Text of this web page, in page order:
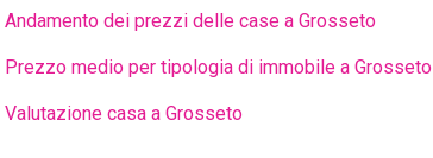
Andamento dei prezzi delle case a Grosseto
Prezzo medio per tipologia di immobile a Grosseto
Valutazione casa a Grosseto